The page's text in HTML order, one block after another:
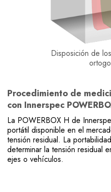
Disposición de
Procedimiento de
con Innerspec
La POWERBOX H de
portátil disponible en el
tensión residual. La
determinar la tensión residual
ejes o vehículos.